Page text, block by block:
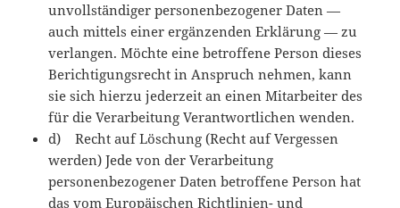
unvollständiger personenbezogener Daten —
auch mittels einer ergänzenden Erklärung — zu
verlangen. Möchte eine betroffene Person dieses
Berichtigungsrecht in Anspruch nehmen, kann
sie sich hierzu jederzeit an einen Mitarbeiter des
für die Verarbeitung Verantwortlichen wenden.
d) Recht auf Löschung (Recht auf Vergessen
werden) Jede von der Verarbeitung
personenbezogener Daten betroffene Person hat
das vom Europäischen Richtlinien- und